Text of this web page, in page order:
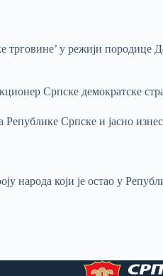
у режији породице
Српске демократске
Републике Српске и јасно
народа који је остао у